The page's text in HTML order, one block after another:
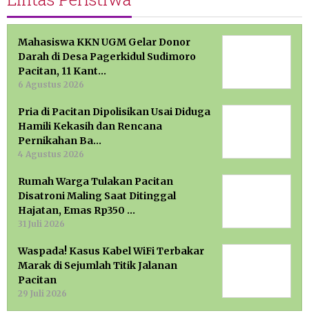
Mahasiswa KKN UGM Gelar Donor
Darah di Desa Pagerkidul Sudimoro
Pacitan, 11 Kant…
6 Agustus 2026
Pria di Pacitan Dipolisikan Usai Diduga
Hamili Kekasih dan Rencana
Pernikahan Ba…
4 Agustus 2026
Rumah Warga Tulakan Pacitan
Disatroni Maling Saat Ditinggal
Hajatan, Emas Rp350 …
31 Juli 2026
Waspada! Kasus Kabel WiFi Terbakar
Marak di Sejumlah Titik Jalanan
Pacitan
29 Juli 2026